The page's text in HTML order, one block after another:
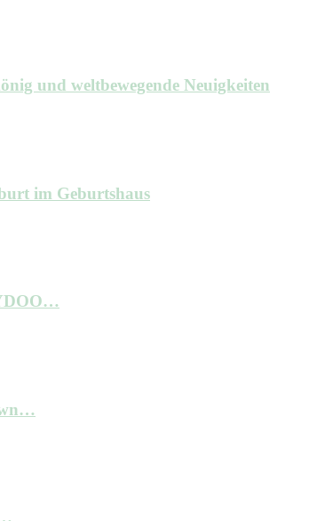
und weltbewegende Neuigkeiten
im Geburtshaus